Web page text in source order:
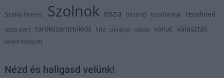
Szalay Ferenc Szolnok tisza tisza-tó tiszaföldvár tiszafüred
tisza part törökszentmiklós tűz ukrajna vasút vonat választás
önkormányzat
Nézd és hallgasd velünk!